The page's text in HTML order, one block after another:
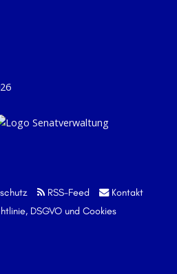
RSS-Feed
Kontakt
DSGVO und Cookies